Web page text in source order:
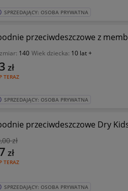
SPRZEDAJĄCY: OSOBA PRYWATNA
przeciwdeszczowe z
140 Wiek dziecka: 10 lat +
TERAZ
zł
SPRZEDAJĄCY: OSOBA PRYWATNA
przeciwdeszczowe Dry
,00 zł
TERAZ
zł
SPRZEDAJĄCY: OSOBA PRYWATNA